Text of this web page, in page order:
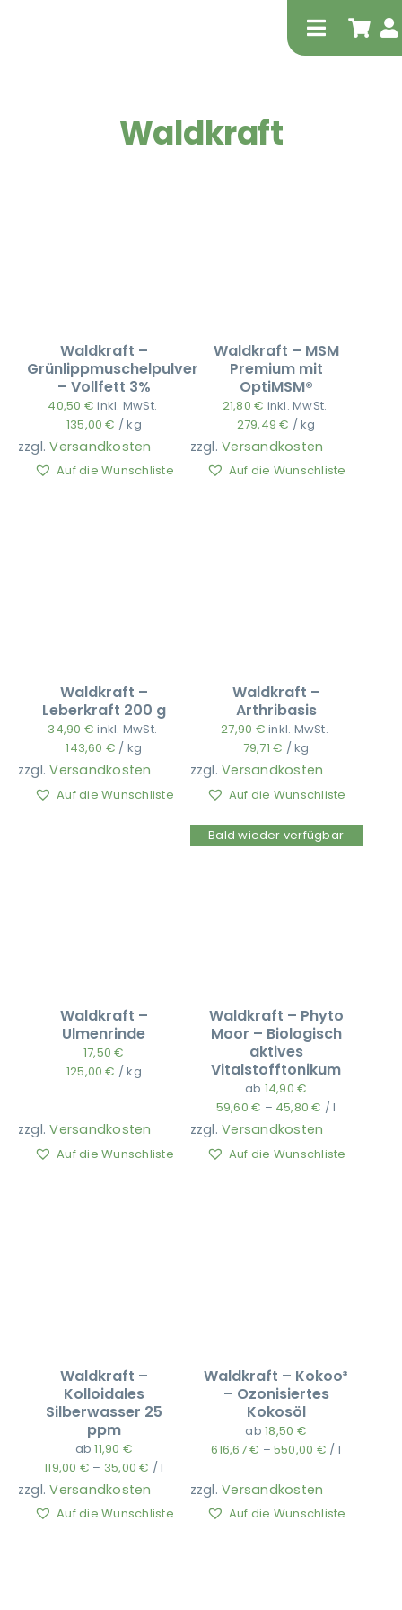
Toggle
Waldkraft
Waldkraft –
Grünlippmuschelpulver
– Vollfett 3%
40,50 € inkl. MwSt.
135,00€ /kg
zzgl.Versandkosten
Auf die Wunschliste
Waldkraft – MSM
Premium mit
OptiMSM®
21,80€ inkl. MwSt.
279,49€ /kg
zzgl.Versandkosten
Auf die Wunschliste
Waldkraft –
Leberkraft 200 g
34,90 € inkl. MwSt.
143,60 € / kg
zzgl.Versandkosten
Auf die Wunschliste
Waldkraft –
Arthribasis
27,90 € inkl. MwSt.
79,71€ /kg
zzgl.Versandkosten
Auf die Wunschliste
Waldkraft –
Ulmenrinde
17,50€
125,00€ /kg
zzgl.Versandkosten
Auf die Wunschliste
Bald wieder verfügbar
Waldkraft – Phyto
Moor – Biologisch
aktives
Vitalstofftonikum
ab 14,90€
59,60€ – 45,80€ /l
zzgl.Versandkosten
Auf die Wunschliste
Waldkraft –
Kolloidales
Silberwasser 25
ppm
ab11,90 €
119,00 € – 35,00€ /l
zzgl.Versandkosten
Auf die Wunschliste
Waldkraft – Kokoo³
– Ozonisiertes
Kokosöl
ab18,50 €
616,67€ – 550,00 € / l
zzgl.Versandkosten
Auf die Wunschliste